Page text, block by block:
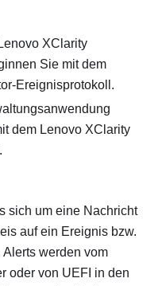
Lenovo XClarity
Sie mit dem
-Ereignisprotokoll.
dem Lenovo XClarity
sich um eine Nachricht
auf ein Ereignis bzw.
werden vom
oder von UEFI in den